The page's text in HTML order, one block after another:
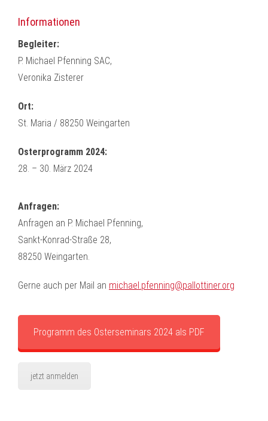
Informationen
Begleiter:
P. Michael Pfenning SAC,
Veronika Zisterer
Ort:
St. Maria / 88250 Weingarten
Osterprogramm 2024:
28. – 30. März 2024
Anfragen:
Anfragen an P. Michael Pfenning,
Sankt-Konrad-Straße 28,
88250 Weingarten.
Gerne auch per Mail an michael.pfenning@pallottiner.org
Programm des Osterseminars 2024 als PDF
jetzt anmelden